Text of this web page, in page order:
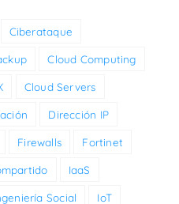
Ciberataque
Cloud Computing
Cloud Servers
Dirección IP
Firewalls Fortinet
IaaS
Social IoT